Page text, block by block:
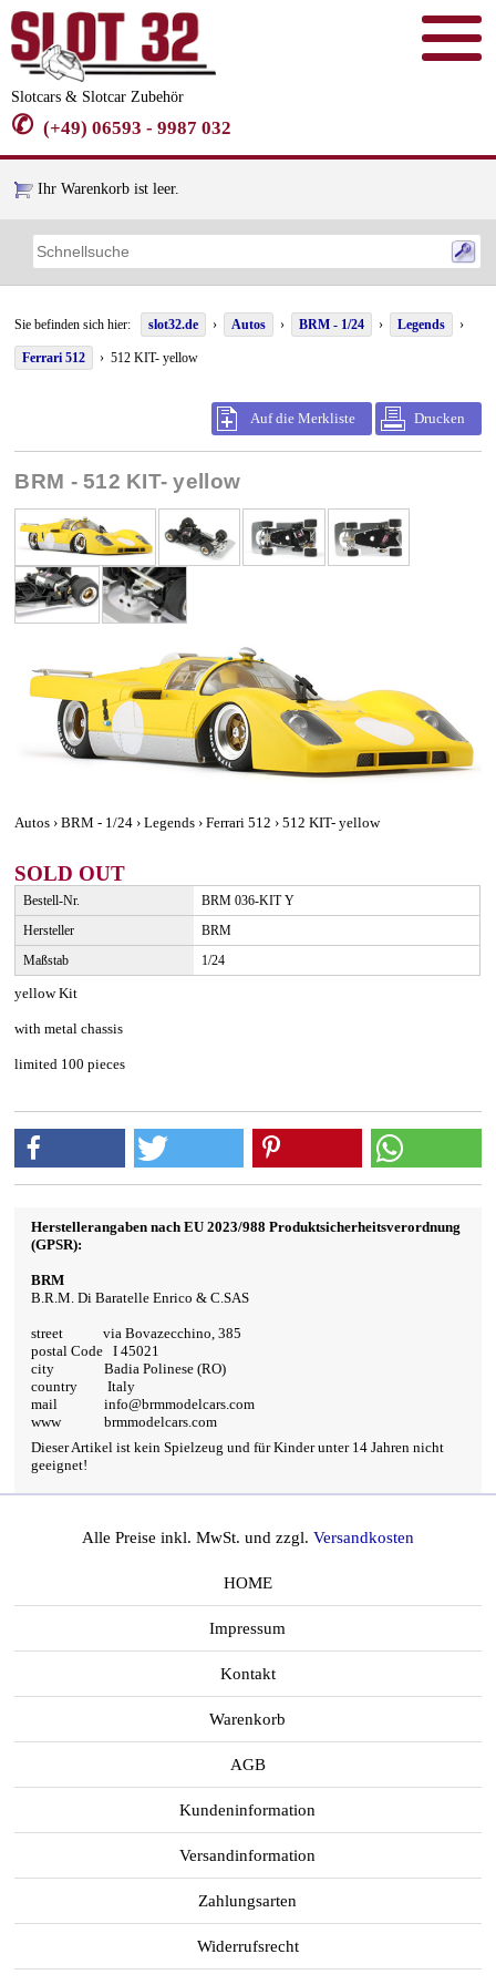
Slotcars & Slotcar Zubehör
✆ (+49) 06593 - 9987 032
Ihr Warenkorb ist leer.
Sie befinden sich hier: slot32.de › Autos › BRM - 1/24 › Legends ›
Ferrari 512 › 512 KIT- yellow
Auf die Merkliste Drucken
BRM - 512 KIT- yellow
Autos › BRM - 1/24 › Legends › Ferrari 512 › 512 KIT- yellow
SOLD OUT
Bestell-Nr.
BRM 036-KIT Y
Hersteller
BRM
Maßstab
1/24
yellow Kit
with metal chassis
limited 100 pieces
Herstellerangaben nach EU 2023/988 Produktsicherheitsverordnung
(GPSR):
BRM
B.R.M. Di Baratelle Enrico & C.SAS
street via Bovazecchino, 385
postal Code I 45021
city Badia Polinese (RO)
country Italy
mail info@brmmodelcars.com
www brmmodelcars.com
Dieser Artikel ist kein Spielzeug und für Kinder unter 14 Jahren nicht
geeignet!
Alle Preise inkl. MwSt. und zzgl. Versandkosten
HOME
Impressum
Kontakt
Warenkorb
AGB
Kundeninformation
Versandinformation
Zahlungsarten
Widerrufsrecht